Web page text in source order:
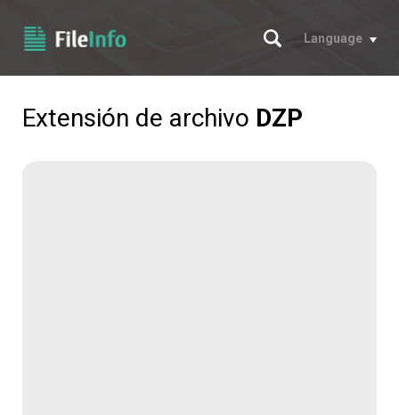
Buscar
Language
Extensión de archivo DZP